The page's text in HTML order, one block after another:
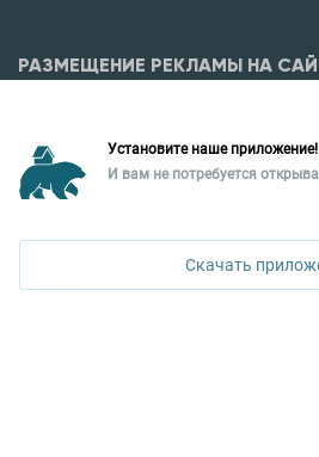
РАЗМЕЩЕНИЕ РЕКЛАМЫ НА
Уральская палата недвижимости
620026, Екатеринбург,
КОНТАКТЫ УПН
Установите наше приложение!
И вам не потребуется
Скачать